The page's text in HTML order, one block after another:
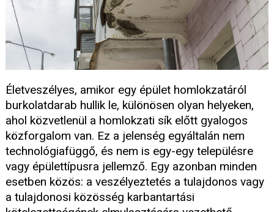
Életveszélyes, amikor egy épület homlokzatáról
burkolatdarab hullik le, különösen olyan helyeken,
ahol közvetlenül a homlokzati sík előtt gyalogos
közforgalom van. Ez a jelenség egyáltalán nem
technológiafüggő, és nem is egy-egy településre
vagy épülettípusra jellemző. Egy azonban minden
esetben közös: a veszélyeztetés a tulajdonos vagy
a tulajdonosi közösség karbantartási